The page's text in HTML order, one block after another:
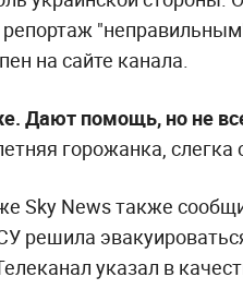
репортаж
на сайте канала.
Дают помощь, но не
горожанка, слегка
Sky News также
решила
указал в